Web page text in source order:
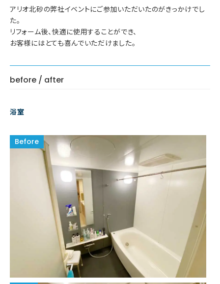
アリオ北砂の弊社イベントにご参加いただいたのがきっかけでし
た。
リフォーム後、快適に使用することができ、
お客様にはとても喜んでいただけました。
before / after
浴室